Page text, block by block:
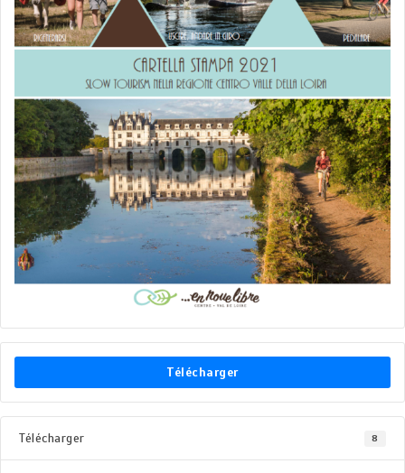
Télécharger
Télécharger 8